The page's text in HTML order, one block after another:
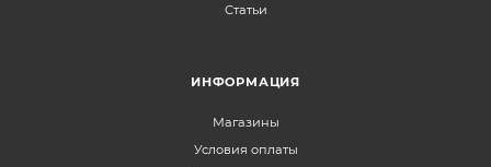
Статьи
ИНФОРМАЦИЯ
Магазины
Условия оплаты